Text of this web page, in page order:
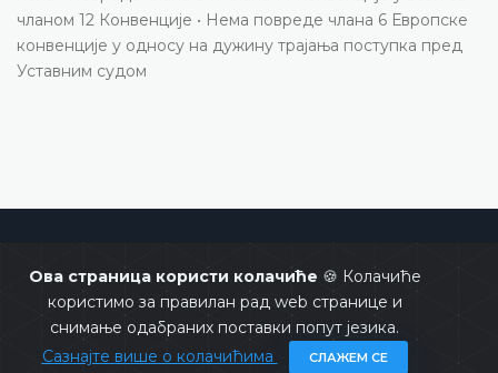
Ова страница користи колачиће 🍪 Колачиће
користимо за правилан рад web странице и
снимање одабраних поставки попут језика.
Сазнајте више о колачићима
СЛАЖЕМ СЕ
чланом 12 Конвенције • Нема повреде члана 6 Европске
конвенције у односу на дужину трајања поступка пред
Уставним судом
Copyrights @ 2026Уставни суд БиХСва права задржана.